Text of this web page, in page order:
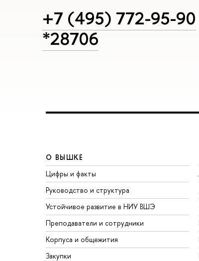
+7 (495) 772-95-90
*28706
О ВЫШКЕ
Цифры и факты
Руководство и структура
Устойчивое развитие в НИУ ВШЭ
Преподаватели и сотрудники
Корпуса и общежития
Закупки